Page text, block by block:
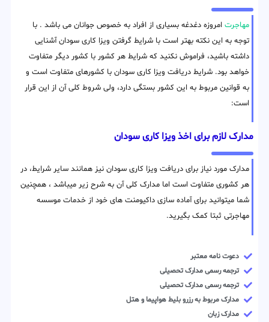
مهاجرت امروزه دغدغه بسیاری از افراد به خصوص جوانان می باشد . با
توجه به این نکته بهتر است با شرایط گرفتن ویزا کاری سودان آشنایی
داشته باشید، فراموش نکنید که شرایط هر کشور با کشور دیگر متفاوت
خواهد بود. شرایط دریافت ویزا کاری سودان با کشورهای متفاوت است و
به قوانین مربوط به این کشور بستگی دارد، ولی شروط کلی آن از این قرار
است:
مدارک لازم برای اخذ ویزا کاری سودان
مدارک مورد نیاز برای دریافت ویزا کاری سودان نیز همانند سایر شرایط، در
هر کشوری متفاوت است اما مدارک کلی آن به شرح زیر میباشد ، همچنین
شما میتوانید برای آماده سازی داکیومنت های خود از خدمات موسسه
مهاجرتی ثبتا کمک بگیرید.
دعوت نامه معتبر
ترجمه رسمی مدارک تحصیلی
ترجمه رسمی مدارک تحصیلی
مدارک مربوط به رزرو بلیط هواپیما و هتل
مدارک زبان